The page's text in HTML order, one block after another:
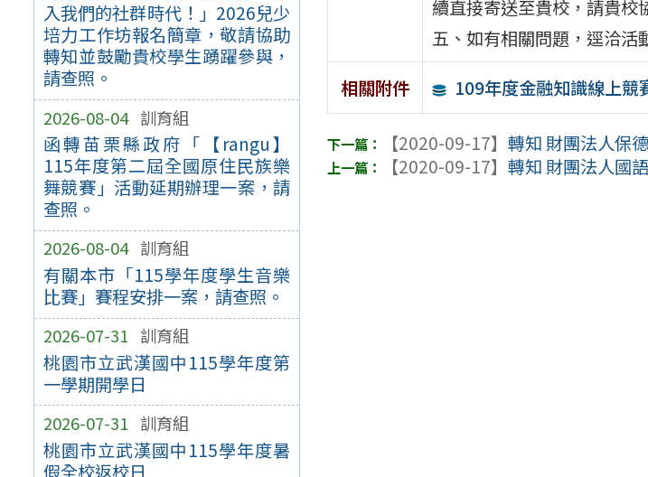
入我們的社群時代！」2026兒少
培力工作坊報名簡章，敬請協助
轉知並鼓勵貴校學生踴躍參與，
請查照。
2026-08-04 訓育組
函轉苗栗縣政府「【rangu】
115年度第二屆全國原住民族樂
舞競賽」活動延期辦理一案，請
查照。
2026-08-04 訓育組
有關本市「115學年度學生音樂
比賽」賽程安排一案，請查照。
2026-07-31 訓育組
桃園市立武漢國中115學年度第
一學期開學日
2026-07-31 訓育組
桃園市立武漢國中115學年度暑
假全校返校日
續直接寄送至貴校，請貴校
五、如有相關問題，逕洽
相關附件
109年度金融知識線上競
【2020-09-17】轉知 財團法人保
【2020-09-17】轉知 財團法人國